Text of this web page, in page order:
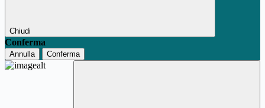
Chiudi
Conferma
Annulla Conferma